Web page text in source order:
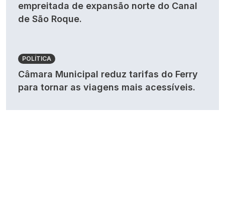
empreitada de expansão norte do Canal
de São Roque.
POLÍTICA
Câmara Municipal reduz tarifas do Ferry
para tornar as viagens mais acessíveis.